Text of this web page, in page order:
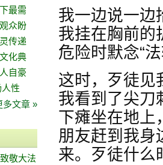
最需
众盼
传递
化典
自豪
性
多文章 »
敬大法
我一边说一边
我挂在胸前的
危险时默念“
这时，歹徒见
我看到了尖刀
下瘫坐在地上
朋友赶到我身
来。歹徒什么